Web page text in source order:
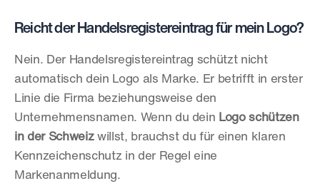
Reicht der Handelsregistereintrag für mein Logo?
Nein. Der Handelsregistereintrag schützt nicht
automatisch dein Logo als Marke. Er betrifft in erster
Linie die Firma beziehungsweise den
Unternehmensnamen. Wenn du dein Logo schützen
in der Schweiz willst, brauchst du für einen klaren
Kennzeichenschutz in der Regel eine
Markenanmeldung.